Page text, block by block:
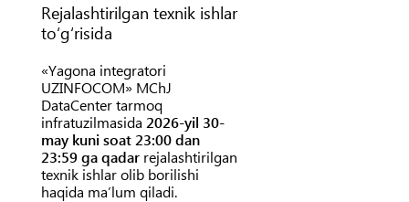
Rejalashtirilgan texnik ishlar
to‘g‘risida
«Yagona integratori
UZINFOCOM» MChJ
DataCenter tarmoq
infratuzilmasida 2026-yil 30-
may kuni soat 23:00 dan
23:59 ga qadar rejalashtirilgan
texnik ishlar olib borilishi
haqida ma’lum qiladi.